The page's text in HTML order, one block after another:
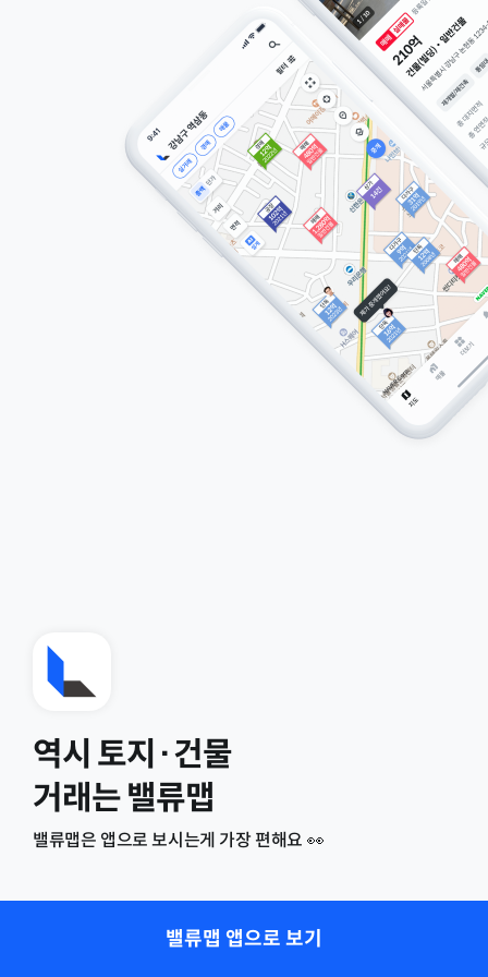
역시 토지·건물
거래는 밸류맵
밸류맵은 앱으로 보시는게 가장 편해요 👀
밸류맵 앱으로 보기